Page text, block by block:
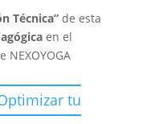
Técnica” de esta
en el
NEXOYOGA
tu